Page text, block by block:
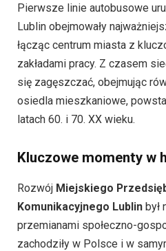
Pierwsze linie autobusowe
Lublin obejmowały
łącząc centrum miasta z
zakładami pracy. Z czasem
się zagęszczać, obejmując
osiedla mieszkaniowe,
latach 60. i 70. XX wieku.
Kluczowe momenty w
Rozwój Miejskiego
Komunikacyjnego Lublin był
przemianami społeczno-
zachodziły w Polsce i w